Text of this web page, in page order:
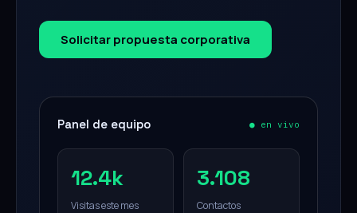
Solicitar propuesta corporativa
Panel de equipo ● en vivo
12.4k
Visitas este mes
3.108
Contactos